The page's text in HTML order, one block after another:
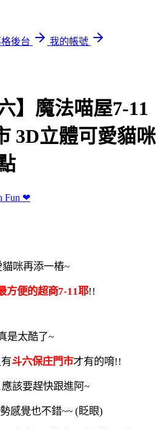
後台
我的帳號
】魔法喵屋7-11
3D立體可愛貓咪
Fun ❤
貓咪再添一樁~
方便的超商7-11耶!!
是太酷了~
斗六保庄門市才有的唷!!
該要趕快跟進阿~
感覺也不錯~~ (眨眼)